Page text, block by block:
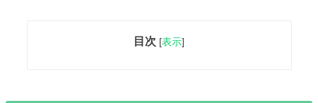
目次 [表示]